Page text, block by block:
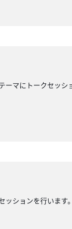
ーマにトークセッシ
ッションを行いま